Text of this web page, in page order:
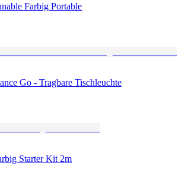
Farbig Portable
Go - Tragbare Tischleuchte
Starter Kit 2m